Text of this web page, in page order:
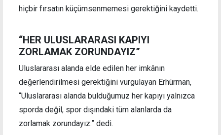
hiçbir fırsatın küçümsenmemesi gerektiğini kaydetti.
“HER ULUSLARARASI KAPIYI
ZORLAMAK ZORUNDAYIZ”
Uluslararası alanda elde edilen her imkânın
değerlendirilmesi gerektiğini vurgulayan Erhürman,
“Uluslararası alanda bulduğumuz her kapıyı yalnızca
sporda değil, spor dışındaki tüm alanlarda da
zorlamak zorundayız.” dedi.